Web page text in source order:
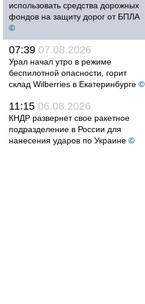
использовать средства дорожных
фондов на защиту дорог от БПЛА
©
07:39 07.08.2026
Урал начал утро в режиме
беспилотной опасности, горит
склад Wilberries в Екатеринбурге ©
11:15 06.08.2026
КНДР развернет свое ракетное
подразделение в России для
нанесения ударов по Украине ©